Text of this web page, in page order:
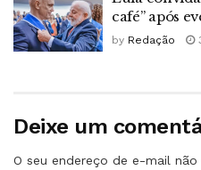
café” após
by Redação
Deixe um
O seu endereço de e-mail